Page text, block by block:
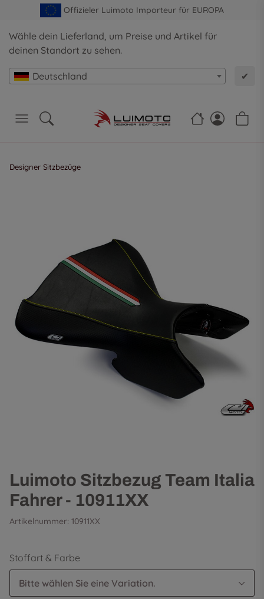
Offizieler Luimoto Importeur für EUROPA
Wähle dein Lieferland, um Preise und Artikel für
deinen Standort zu sehen.
Deutschland ✔
Designer Sitzbezüge
Luimoto Sitzbezug Team Italia
Fahrer - 10911XX
Artikelnummer: 10911XX
Stoffart & Farbe
Bitte wählen Sie eine Variation.